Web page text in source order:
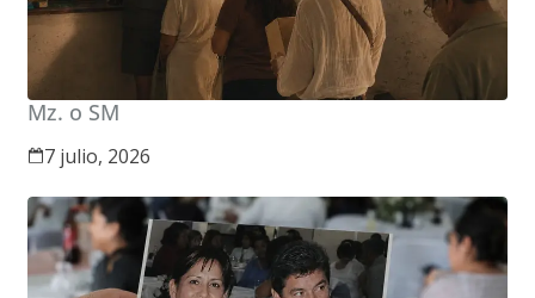
Mz. o SM
7 julio, 2026